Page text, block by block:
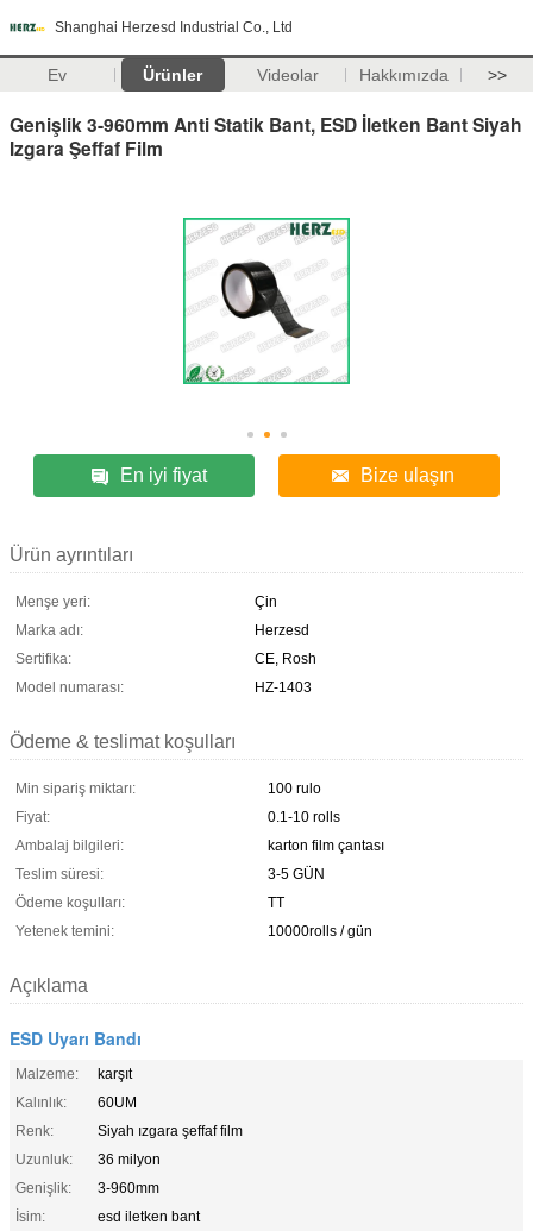
Shanghai Herzesd Industrial Co., Ltd
Ev Ürünler Videolar Hakkımızda >>
Genişlik 3-960mm Anti Statik Bant, ESD İletken Bant Siyah
Izgara Şeffaf Film
En iyi fiyat Bize ulaşın
Ürün ayrıntıları
Menşe yeri:
Çin
Marka adı:
Herzesd
Sertifika:
CE, Rosh
Model numarası:
HZ-1403
Ödeme & teslimat koşulları
Min sipariş miktarı:
100 rulo
Fiyat:
0.1-10 rolls
Ambalaj bilgileri:
karton film çantası
Teslim süresi:
3-5 GÜN
Ödeme koşulları:
TT
Yetenek temini:
10000rolls / gün
Açıklama
ESD Uyarı Bandı
Malzeme:
karşıt
Kalınlık:
60UM
Renk:
Siyah ızgara şeffaf film
Uzunluk:
36 milyon
Genişlik:
3-960mm
İsim:
esd iletken bant